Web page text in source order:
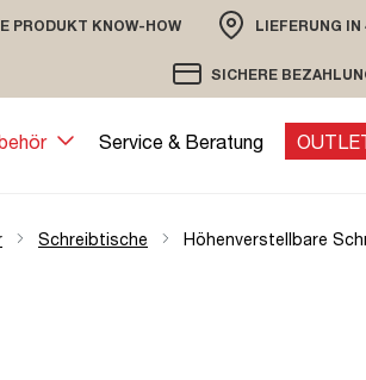
PRODUKT KNOW-HOW
MIT TRADITION
LIEFERUNG
SICHERE
Service & Beratung
Schreibtische Höhenverstellbare